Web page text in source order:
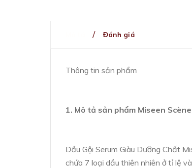
Đánh giá
Thông tin sản phẩm
1. Mô tả sản phẩm Miseen
Dầu Gội Serum Giàu Dưỡng Chất
chứa 7 loại dầu thiên nhiên ở tỉ lệ